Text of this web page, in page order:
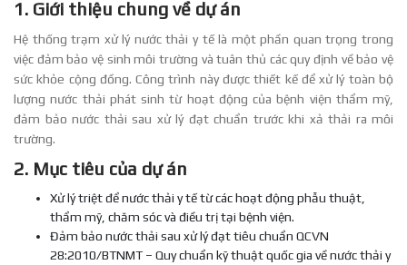
1. Giới thiệu chung về dự án
Hệ thống trạm xử lý nước thải y tế là một phần quan trọng trong
việc đảm bảo vệ sinh môi trường và tuân thủ các quy định về bảo vệ
sức khỏe cộng đồng. Công trình này được thiết kế để xử lý toàn bộ
lượng nước thải phát sinh từ hoạt động của bệnh viện thẩm mỹ,
đảm bảo nước thải sau xử lý đạt chuẩn trước khi xả thải ra môi
trường.
2. Mục tiêu của dự án
Xử lý triệt để nước thải y tế từ các hoạt động phẫu thuật,
thẩm mỹ, chăm sóc và điều trị tại bệnh viện.
Đảm bảo nước thải sau xử lý đạt tiêu chuẩn QCVN
28:2010/BTNMT – Quy chuẩn kỹ thuật quốc gia về nước thải y